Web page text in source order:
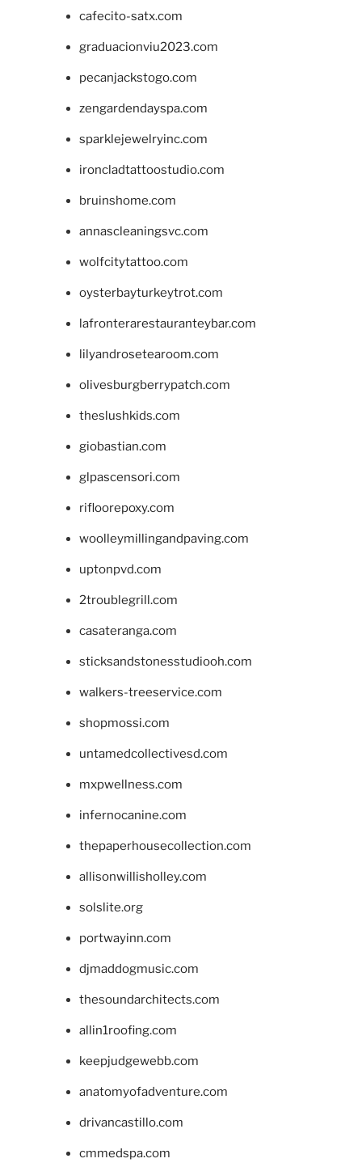
cafecito-satx.com
graduacionviu2023.com
pecanjackstogo.com
zengardendayspa.com
sparklejewelryinc.com
ironcladtattoostudio.com
bruinshome.com
annascleaningsvc.com
wolfcitytattoo.com
oysterbayturkeytrot.com
lafronterarestauranteybar.com
lilyandrosetearoom.com
olivesburgberrypatch.com
theslushkids.com
giobastian.com
glpascensori.com
rifloorepoxy.com
woolleymillingandpaving.com
uptonpvd.com
2troublegrill.com
casateranga.com
sticksandstonesstudiooh.com
walkers-treeservice.com
shopmossi.com
untamedcollectivesd.com
mxpwellness.com
infernocanine.com
thepaperhousecollection.com
allisonwillisholley.com
solslite.org
portwayinn.com
djmaddogmusic.com
thesoundarchitects.com
allin1roofing.com
keepjudgewebb.com
anatomyofadventure.com
drivancastillo.com
cmmedspa.com